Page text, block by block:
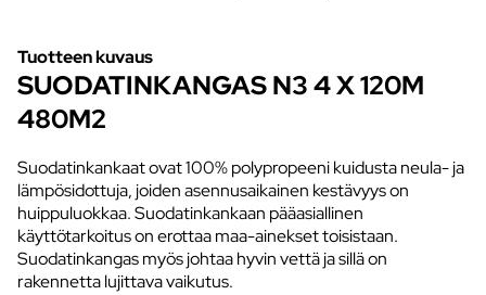
Tuotteen kuvaus
SUODATINKANGAS N3 4 X 120M
480M2
Suodatinkankaat ovat 100% polypropeeni kuidusta neula- ja
lämpösidottuja, joiden asennusaikainen kestävyys on
huippuluokkaa. Suodatinkankaan pääasiallinen
käyttötarkoitus on erottaa maa-ainekset toisistaan.
Suodatinkangas myös johtaa hyvin vettä ja sillä on
rakennetta lujittava vaikutus.